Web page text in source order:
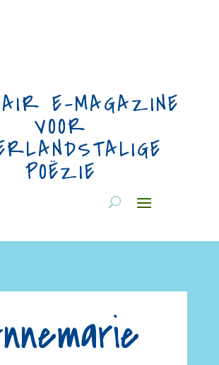
E-MAGAZINE
VOOR
POËZIE